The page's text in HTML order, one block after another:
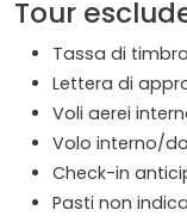
Tour
Tassa di
Lettera di
Voli aerei
Volo interno/
Check-in
Pasti non